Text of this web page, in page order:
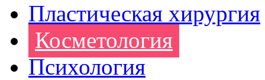
Пластическая хирургия
Косметология
Психология